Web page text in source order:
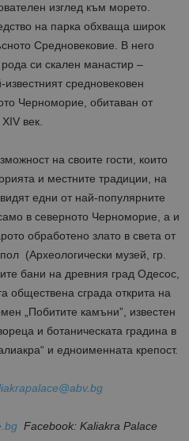
изглед към морето.
на парка обхваща широк
Средновековие. В него
си скален манастир –
средновековен
Черноморие, обитаван от
век.
на своите гости, които
и местните традиции, на
едни от най-популярните
в северното Черноморие, а и
обработено злато в света от
(Археологически музей, гр.
бани на древния град Одесос,
обществена сграда открита на
„Побитите камъни”, известен
и ботаническата градина в
и едноименната крепост.
Facebook: Kaliakra Palace